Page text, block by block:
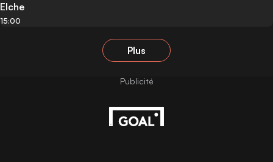
Elche
15:00
Plus